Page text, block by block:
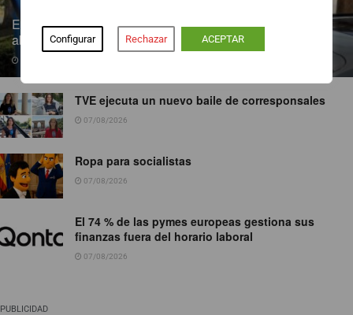
Configurar Rechazar ACEPTAR
Endesa pone a disposición más de 300 puntos de recarga
abiertos al público
TVE ejecuta un nuevo baile de corresponsales
07/08/2026
Ropa para socialistas
07/08/2026
El 74 % de las pymes europeas gestiona sus
finanzas fuera del horario laboral
07/08/2026
PUBLICIDAD